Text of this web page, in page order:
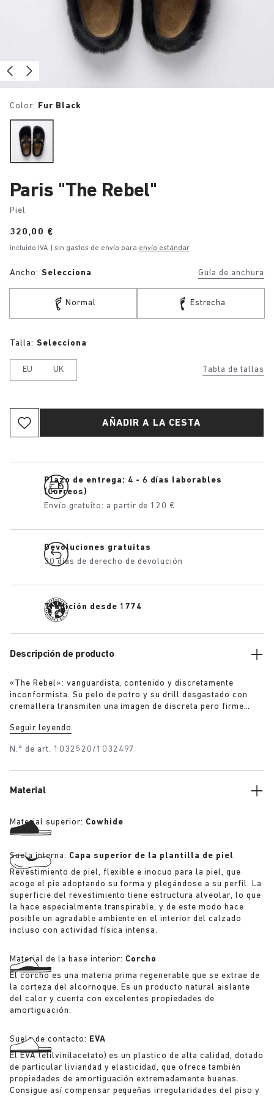
Color: Fur Black
Paris "The Rebel"
Piel
Price:
320,00 €
incluido IVA | sin gastos de envío para envío estándar
Ancho: Selecciona Guía de anchura
Normal Estrecha
Tabla de tallas
Talla: Selecciona
EU UK
AÑADIR A LA CESTA
Plazo de entrega: 4 - 6 días laborables
(Correos)
Envío gratuito: a partir de 120 €
Devoluciones gratuitas
30 días de derecho de devolución
Tradición desde 1774
Descripción de producto
«The Rebel»: vanguardista, contenido y discretamente
inconformista. Su pelo de potro y su drill desgastado con
cremallera transmiten una imagen de discreta pero firme
reescrito en los márgenes. Una prenda que se luce con
Seguir leyendo
N.º de art. 1032520/1032497
Material
Material superior: Cowhide
Suela interna: Capa superior de la plantilla de piel
Revestimiento de piel, flexible e inocuo para la piel, que
acoge el pie adoptando su forma y plegándose a su perfil. La
superficie del revestimiento tiene estructura alveolar, lo que
la hace especialmente transpirable, y de este modo hace
posible un agradable ambiente en el interior del calzado
incluso con actividad física intensa.
Material de la base interior: Corcho
El corcho es una materia prima regenerable que se extrae de
la corteza del alcornoque. Es un producto natural aislante
del calor y cuenta con excelentes propiedades de
amortiguación.
Suela de contacto: EVA
El EVA (etilvinilacetato) es un plastico de alta calidad, dotado
de particular liviandad y elasticidad, que ofrece también
propiedades de amortiguación extremadamente buenas.
Consigue así compensar pequeñas irregularidades del piso y